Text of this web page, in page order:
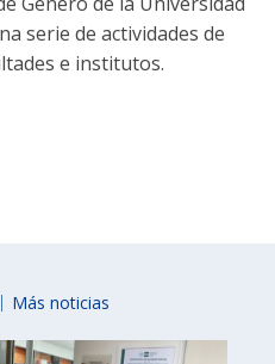
serie de actividades de
e institutos.
Más noticias